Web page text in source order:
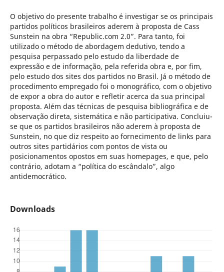
O objetivo do presente trabalho é investigar se os principais
partidos políticos brasileiros aderem à proposta de Cass
Sunstein na obra “Republic.com 2.0”. Para tanto, foi
utilizado o método de abordagem dedutivo, tendo a
pesquisa perpassado pelo estudo da liberdade de
expressão e de informação, pela referida obra e, por fim,
pelo estudo dos sites dos partidos no Brasil. Já o método de
procedimento empregado foi o monográfico, com o objetivo
de expor a obra do autor e refletir acerca da sua principal
proposta. Além das técnicas de pesquisa bibliográfica e de
observação direta, sistemática e não participativa. Concluiu-
se que os partidos brasileiros não aderem à proposta de
Sunstein, no que diz respeito ao fornecimento de links para
outros sites partidários com pontos de vista ou
posicionamentos opostos em suas homepages, e que, pelo
contrário, adotam a “política do escândalo”, algo
antidemocrático.
Downloads